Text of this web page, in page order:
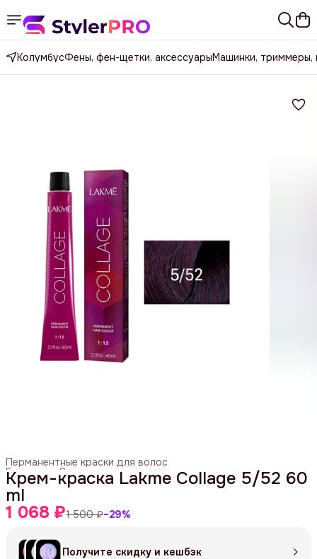
КолумбусФены, фен-щетки, аксессуарыМашинки, триммеры,
Перманентные краски для волос
Средства для окрашивания ›
Главная
Крем-краска Lakme Collage 5/52 60
ml
1 068 ₽1 500 ₽−29%
Получите скидку и кешбэк